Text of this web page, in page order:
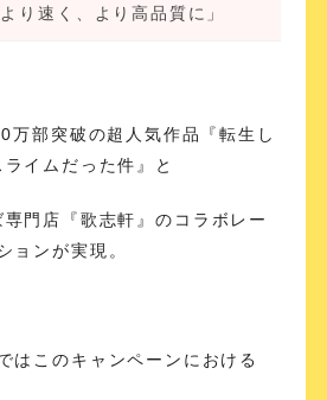
り速く、より高品質に」
万部突破の超人気作品『転生し
ライムだった件』と
門店『歌志軒』のコラボレー
ョンが実現。
はこのキャンペーンにおける